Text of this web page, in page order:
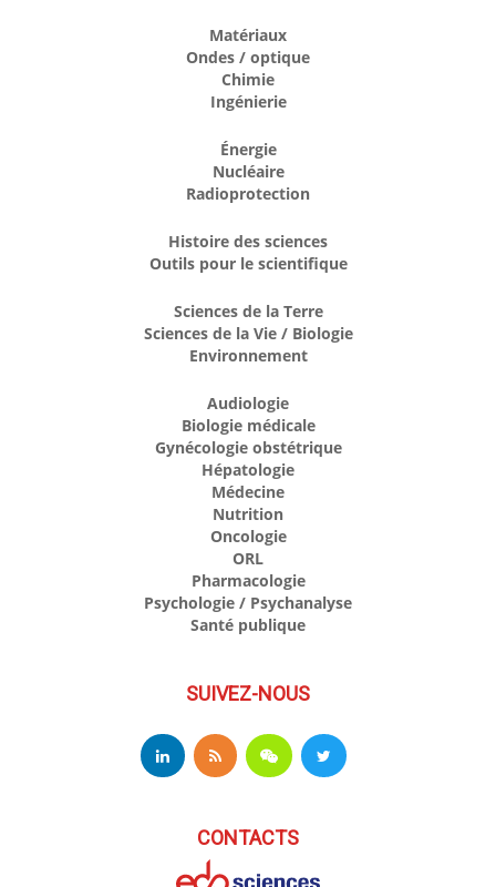
Matériaux
Ondes / optique
Chimie
Ingénierie
Énergie
Nucléaire
Radioprotection
Histoire des sciences
Outils pour le scientifique
Sciences de la Terre
Sciences de la Vie / Biologie
Environnement
Audiologie
Biologie médicale
Gynécologie obstétrique
Hépatologie
Médecine
Nutrition
Oncologie
ORL
Pharmacologie
Psychologie / Psychanalyse
Santé publique
SUIVEZ-NOUS
CONTACTS